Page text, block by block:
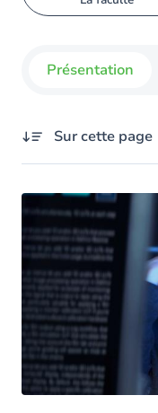
Présentation
Sur cette page
Vos objectifs
Les atouts de la
Le programme
Horaire des cours
Contact